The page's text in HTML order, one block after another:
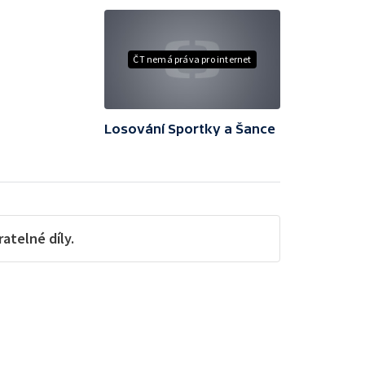
ČT nemá práva pro internet
Losování Sportky a Šance
díly.